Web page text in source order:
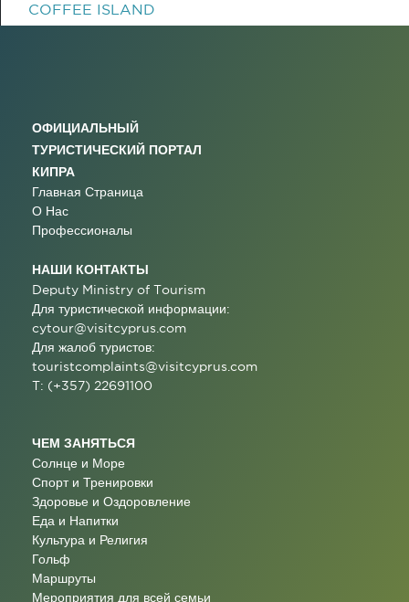
COFFEE ISLAND
ОФИЦИАЛЬНЫЙ
ТУРИСТИЧЕСКИЙ ПОРТАЛ
КИПРА
Главная Страница
О Нас
Профессионалы
НАШИ КОНТАКТЫ
Deputy Ministry of Tourism
Для туристической информации:
cytour@visitcyprus.com
Для жалоб туристов:
touristcomplaints@visitcyprus.com
T: (+357) 22691100
ЧЕМ ЗАНЯТЬСЯ
Солнце и Море
Спорт и Тренировки
Здоровье и Оздоровление
Еда и Напитки
Культура и Религия
Гольф
Маршруты
Мероприятия для всей семьи